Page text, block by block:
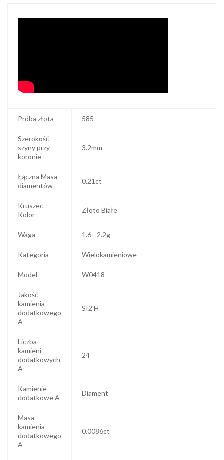
Próba złota 585
Szerokość
szyny przy
koronie
3.2mm
Łączna Masa
diamentów
0.21ct
Kruszec
Kolor
Złoto Białe
Waga 1.6 - 2.2g
Kategoria Wielokamieniowe
Model W0418
Jakość
kamienia
dodatkowego
A
SI2 H
Liczba
kamieni
dodatkowych
A
24
Kamienie
dodatkowe A
Diament
Masa
kamienia
dodatkowego
A
0.0086ct